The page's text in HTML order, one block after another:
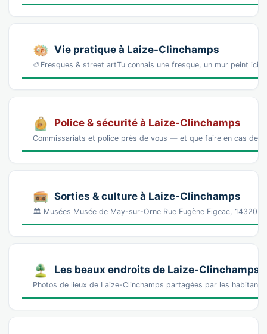
Vie pratique à Laize-Clinchamps
🎨Fresques & street artTu connais une fresque, un mur peint ici
Police & sécurité à Laize-Clinchamps
Commissariats et police près de vous — et que faire en cas de
Sorties & culture à Laize-Clinchamps
🏛️ Musées Musée de May-sur-Orne Rue Eugène Figeac, 14320
Les beaux endroits de Laize-Clinchamps
Photos de lieux de Laize-Clinchamps partagées par les